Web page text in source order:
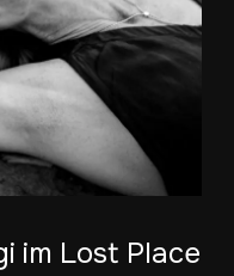
im Lost Place